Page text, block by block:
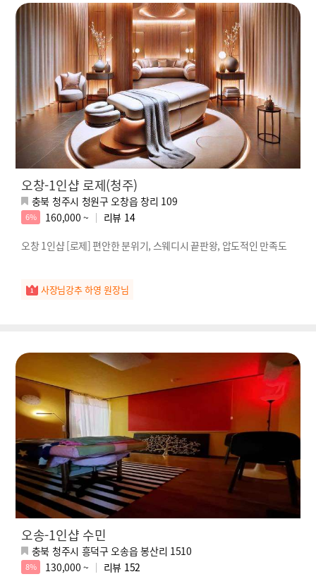
오창-1인샵 로제(청주)
충북 청주시 청원구 오창읍 창리 109
6% 160,000 ~ 리뷰 14
오창 1인샵 [로제] 편안한 분위기, 스웨디시 끝판왕, 압도적인 만족도
사장님강추 하영 원장님
오송-1인샵 수민
충북 청주시 흥덕구 오송읍 봉산리 1510
8% 130,000 ~ 리뷰 152